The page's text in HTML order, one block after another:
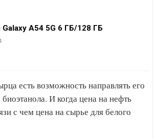
Galaxy A54 5G 6 ГБ/128 ГБ
есть возможность направлять его
И когда цена на нефть
с чем цена на сырье для белого